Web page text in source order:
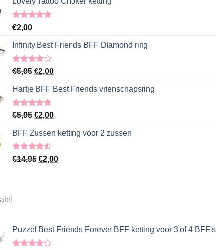
Gewaardeerd
5.00
€2,00
Infinity Best Friends BFF Diamond ring
Gewaardeerd
4.00
uit
5
€5,95 Oorspronkelijke
was:
€5,95.
€2,00Huidige
is:
Hartje BFF Best Friends vrienschapsring
Gewaardeerd
4.67
uit 5
€5,95 Oorspronkelijke
was:
€5,95.
€2,00Huidige
is:
BFF Zussen ketting voor 2 zussen
Gewaardeerd
uit 5
€14,95 Oorspronkelijke
€2,00Huidige
Puzzel Best Friends Forever BFF ketting voor 3 of 4 BFF's